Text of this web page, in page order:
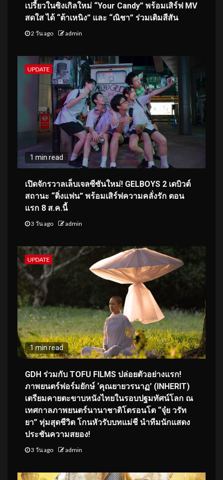
เปรี้ยวในซิงเกิลใหม่ “Your Candy” พร้อมเสิร์ฟ MV
สดใส ได้ “ต้าเหนิง” และ “ณิชา” ร่วมเติมสีสัน
2 วัน ago admin
UPDATE
1 min read
เปิดจักรวาลเล็บเจลซีซันใหม่! GELBOYS 2 เดบิวต์
สถานะ “ติ่งแฟน” พร้อมเสิร์ฟความคลั่งรัก ตอน
แรก 8 ส.ค.นี้
3 วัน ago admin
UPDATE
1 min read
GDH ร่วมกับ TOFU FILMS ปล่อยตัวอย่างแรก!
ภาพยนตร์ฟอร์มยักษ์ ‘คุณยายวรนาฏ’ (INHERIT)
เตรียมคายตะขาบหนังไทยในรอบปฐมทัศน์โลก ณ
เทศกาลภาพยนตร์นานาชาติโตรอนโต “จุ๋ย วรัท
ยา” ทุ่มสุดชีวิต โกนหัวรับบทแม่ชี นำทีมนักแสดง
ประชันความสยอง!
3 วัน ago admin